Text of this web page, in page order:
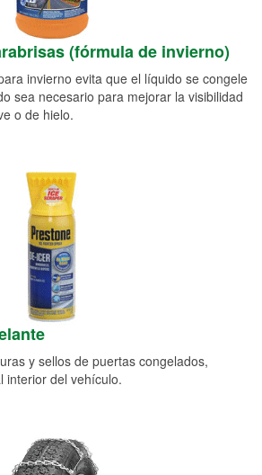
(fórmula de invierno)
invierno evita que el líquido se congele
sea necesario para mejorar la visibilidad
o de hielo.
y sellos de puertas congelados,
interior del vehículo.